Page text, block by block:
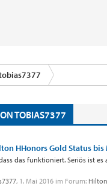
TOBIAS7377
HHonors Gold Status
das funktioniert. Seriös ist
, 1. Mai 2016 im Forum: